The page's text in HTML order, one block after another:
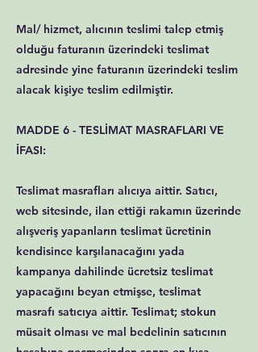
Mal/ hizmet, alıcının teslimi talep etmiş
olduğu faturanın üzerindeki teslimat
adresinde yine faturanın üzerindeki teslim
alacak kişiye teslim edilmiştir.
MADDE 6 - TESLİMAT MASRAFLARI VE
İFASI:
Teslimat masrafları alıcıya aittir. Satıcı,
web sitesinde, ilan ettiği rakamın üzerinde
alışveriş yapanların teslimat ücretinin
kendisince karşılanacağını yada
kampanya dahilinde ücretsiz teslimat
yapacağını beyan etmişse, teslimat
masrafı satıcıya aittir. Teslimat; stokun
müsait olması ve mal bedelinin satıcının